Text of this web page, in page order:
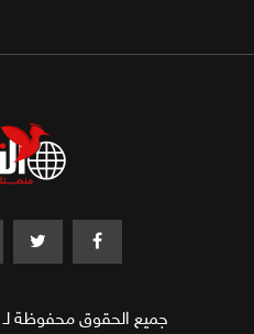
جميع الحقوق محفوظة لـ النقار ©